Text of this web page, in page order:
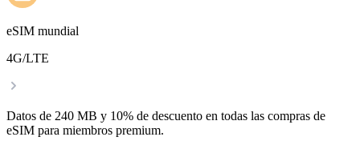
eSIM mundial
4G/LTE
Datos de 240 MB y 10% de descuento en todas las compras de
eSIM para miembros premium.